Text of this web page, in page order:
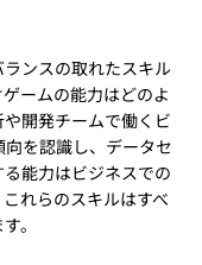
ンスの取れたスキル
ームの能力はどのよ
開発チームで働くビ
を認識し、データセ
能力はビジネスでの
れらのスキルはすべ
。